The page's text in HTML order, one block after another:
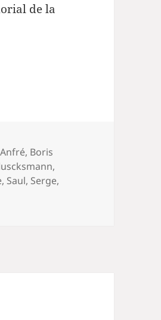
de la
Mots-
clés
Anfré, Boris
,
, Saul, Serge,